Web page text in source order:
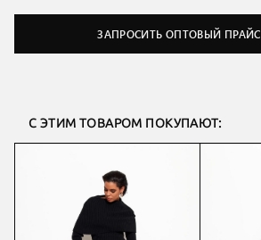
ЗАПРОСИТЬ ОПТОВЫЙ ПРАЙС
С ЭТИМ ТОВАРОМ ПОКУПАЮТ: